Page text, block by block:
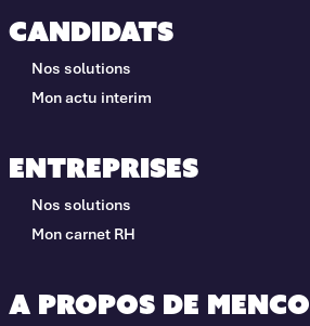
Candidats
Nos solutions
Mon actu interim
Entreprises
Nos solutions
Mon carnet RH
A propos de Menco